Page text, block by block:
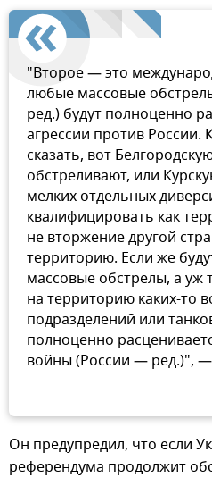
"Второе — это
любые массовые
ред.) будут полноценно
агрессии против
сказать, вот
обстреливают, или
мелких отдельных
квалифицировать как
не вторжение другой
территорию. Если же
массовые обстрелы, а уж
на территорию каких-то
подразделений или
полноценно
войны (России — ред.)",
Он предупредил, что если
референдума продолжит